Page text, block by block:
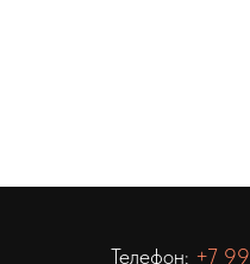
Телефон: +7